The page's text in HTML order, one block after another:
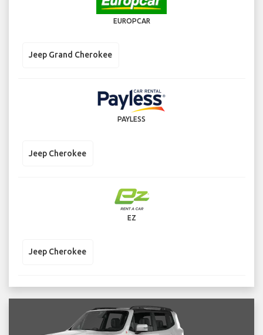
EUROPCAR
Jeep Grand Cherokee
PAYLESS
Jeep Cherokee
EZ
Jeep Cherokee